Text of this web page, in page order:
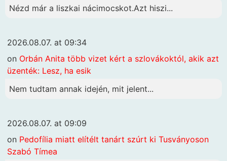
Nézd már a liszkai nácimocskot.Azt hiszi...
2026.08.07. at 09:34
on Orbán Anita több vizet kért a szlovákoktól, akik azt
üzenték: Lesz, ha esik
Nem tudtam annak idején, mit jelent...
2026.08.07. at 09:09
on Pedofília miatt elítélt tanárt szúrt ki Tusványoson
Szabó Tímea